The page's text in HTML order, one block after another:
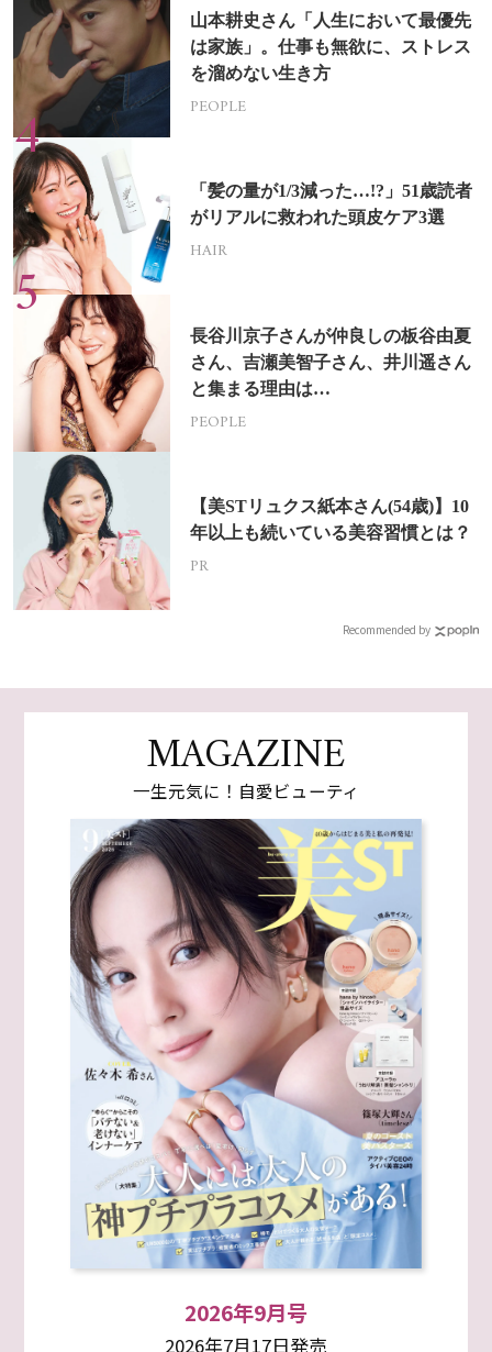
山本耕史さん「人生において最優先
は家族」。仕事も無欲に、ストレス
を溜めない生き方
PEOPLE
「髪の量が1/3減った…!?」51歳読者
がリアルに救われた頭皮ケア3選
HAIR
長谷川京子さんが仲良しの板谷由夏
さん、吉瀬美智子さん、井川遥さん
と集まる理由は…
PEOPLE
【美STリュクス紙本さん(54歳)】10
年以上も続いている美容習慣とは？
PR
Recommended by
MAGAZINE
一生元気に！自愛ビューティ
2026年9月号
2026年7月17日発売